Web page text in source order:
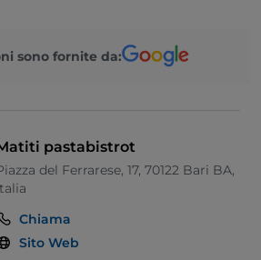
sono fornite da:
pastabistrot
del Ferrarese, 17, 70122 Bari BA,
Chiama
Sito Web